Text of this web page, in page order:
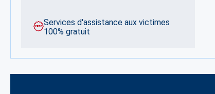
Services d'assistance aux victimes
100% gratuit